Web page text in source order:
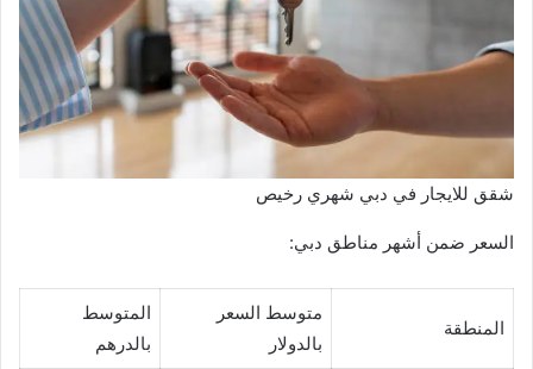
شقق للايجار في دبي شهري رخيص
السعر ضمن أشهر مناطق دبي:
المنطقة
متوسط السعر
بالدولار
المتوسط
بالدرهم